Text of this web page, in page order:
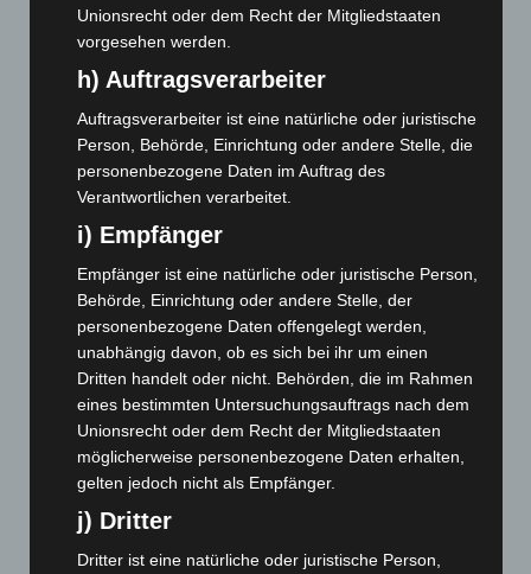
September 2024 (112)
August 2024(107)
Juli 2024 (89)
Juni 2024(107)
(149)
April 2024(102)
März 2024(103)
Februar 2024(103)
Januar 2024(111)
Dezember 2023(130)
November 2023(130)
Oktober 2023(114)
September 2023
(133)
August 2023(134)
Juli 2023(118)
Juni 2023(142)
Unionsrecht oder dem Recht der Mitgliedstaaten
vorgesehen werden.
h) Auftragsverarbeiter
Auftragsverarbeiter ist eine natürliche oder juristische
Person, Behörde, Einrichtung oder andere Stelle, die
personenbezogene Daten im Auftrag des
Verantwortlichen verarbeitet.
i) Empfänger
Empfänger ist eine natürliche oder juristische Person,
Behörde, Einrichtung oder andere Stelle, der
personenbezogene Daten offengelegt werden,
unabhängig davon, ob es sich bei ihr um einen
Dritten handelt oder nicht. Behörden, die im Rahmen
eines bestimmten Untersuchungsauftrags nach dem
Unionsrecht oder dem Recht der Mitgliedstaaten
möglicherweise personenbezogene Daten erhalten,
gelten jedoch nicht als Empfänger.
j) Dritter
Dritter ist eine natürliche oder juristische Person,